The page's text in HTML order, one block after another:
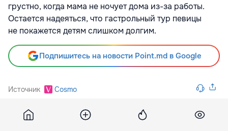
грустно, когда мама не ночует дома из-за работы.
Остается надеяться, что гастрольный тур певицы
не покажется детям слишком долгим.
Подпишитесь на новости Point.md в Google
Источник Cosmo